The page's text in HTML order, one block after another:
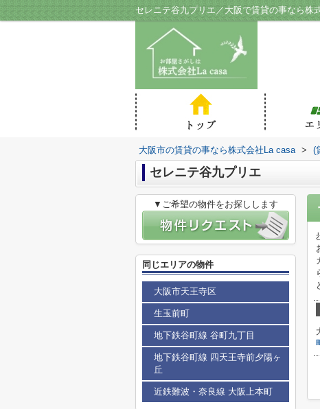
セレニテ谷九プリエ／大阪で賃貸の事なら株
大阪市の賃貸の事なら株式会社La casa > (
セレニテ谷九プリエ
▼ご希望の物件をお探しします
同じエリアの物件
大阪市天王寺区
生玉前町
地下鉄谷町線 谷町九丁目
地下鉄谷町線 四天王寺前夕陽ヶ
丘
近鉄難波・奈良線 大阪上本町